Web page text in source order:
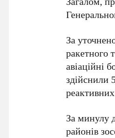
За
ракетного
авіаційні
здійснили
За минулу
районів